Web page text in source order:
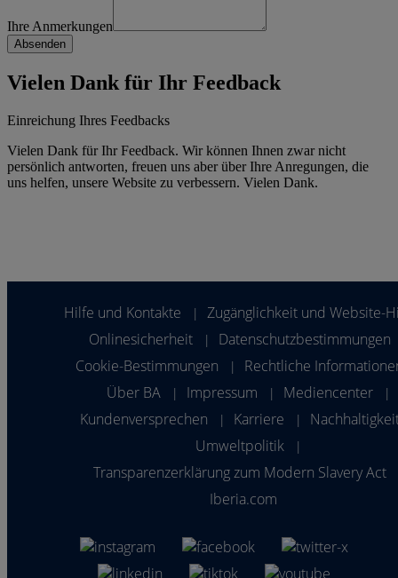
Ihre Anmerkungen
Vielen Dank für Ihr Feedback
Einreichung Ihres Feedbacks
Vielen Dank für Ihr Feedback. Wir können Ihnen zwar nicht
persönlich antworten, freuen uns aber über Ihre Anregungen, die
uns helfen, unsere Website zu verbessern. Vielen Dank.
Hilfe und Kontakte |
Zugänglichkeit und Website-
Onlinesicherheit
|
Datenschutzbestimmungen
Cookie-Bestimmungen
|
Rechtliche
Über BA
| Impressum | Mediencenter |
Kundenversprechen | Karriere |
Umweltpolitik
|
Transparenzerklärung zum Modern Slavery Act
Iberia.com